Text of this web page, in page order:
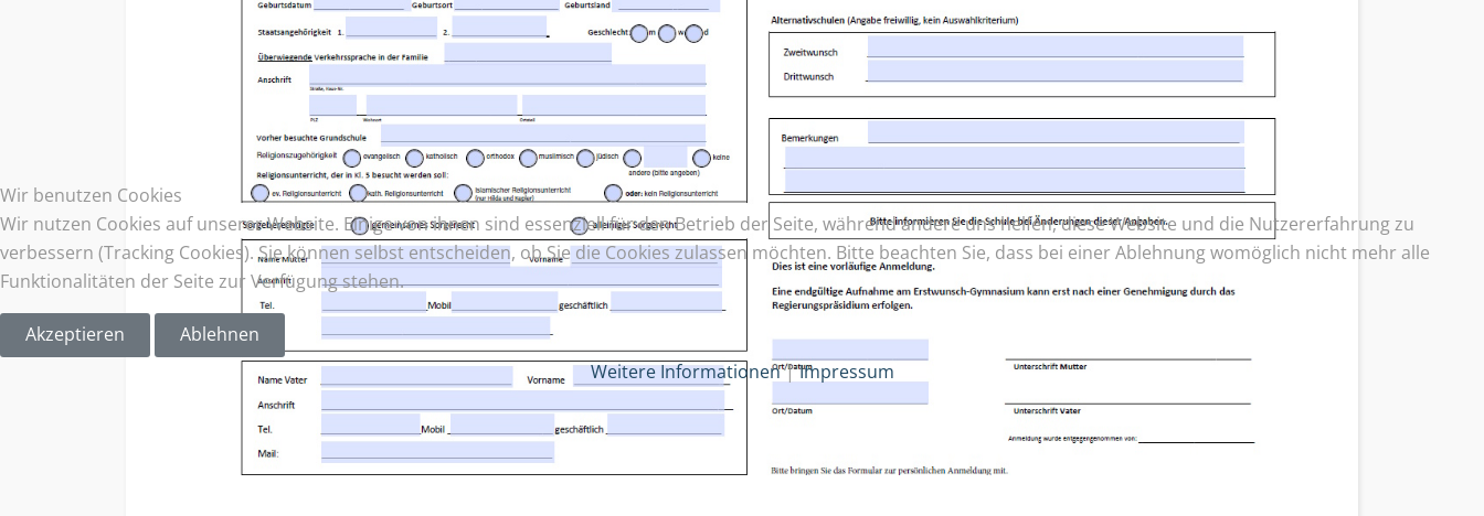
Wir benutzen Cookies
Wir nutzen Cookies auf unserer Website. Einige von ihnen sind essenziell für den Betrieb der Seite, während andere uns helfen, diese Website und die Nutzererfahrung zu
verbessern (Tracking Cookies). Sie können selbst entscheiden, ob Sie die Cookies zulassen möchten. Bitte beachten Sie, dass bei einer Ablehnung womöglich nicht mehr alle
Funktionalitäten der Seite zur Verfügung stehen.
Akzeptieren
Ablehnen
Weitere Informationen|Impressum